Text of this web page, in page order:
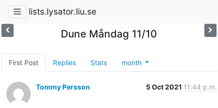
lists.lysator.liu.se
Dune Måndag 11/10
First Post Replies Stats month
Tommy Persson 5 Oct 2021 11:44 p.m.